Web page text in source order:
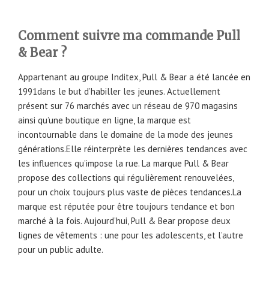
Comment suivre ma commande Pull
& Bear ?
Appartenant au groupe Inditex, Pull & Bear a été lancée en
1991dans le but d’habiller les jeunes. Actuellement
présent sur 76 marchés avec un réseau de 970 magasins
ainsi qu’une boutique en ligne, la marque est
incontournable dans le domaine de la mode des jeunes
générations.Elle réinterprète les dernières tendances avec
les influences qu’impose la rue. La marque Pull & Bear
propose des collections qui régulièrement renouvelées,
pour un choix toujours plus vaste de pièces tendances.La
marque est réputée pour être toujours tendance et bon
marché à la fois. Aujourd’hui, Pull & Bear propose deux
lignes de vêtements : une pour les adolescents, et l’autre
pour un public adulte.